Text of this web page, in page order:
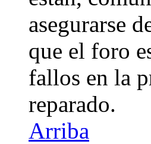
asegurarse
que el foro
fallos en la
reparado.
Arriba